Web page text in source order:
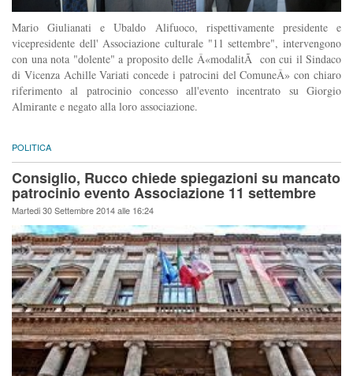
Mario Giulianati e Ubaldo Alifuoco, rispettivamente presidente e
vicepresidente dell' Associazione culturale "11 settembre", intervengono
con una nota "dolente" a proposito delle Â«modalitÃ con cui il Sindaco
di Vicenza Achille Variati concede i patrocini del ComuneÂ» con chiaro
riferimento al patrocinio concesso all'evento incentrato su Giorgio
Almirante e negato alla loro associazione.
POLITICA
Consiglio, Rucco chiede spiegazioni su mancato
patrocinio evento Associazione 11 settembre
Martedi 30 Settembre 2014 alle 16:24